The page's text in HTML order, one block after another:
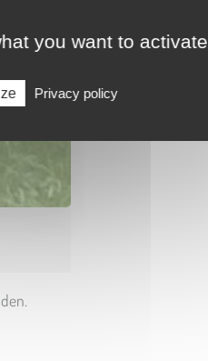
you want to activate
Privacy policy